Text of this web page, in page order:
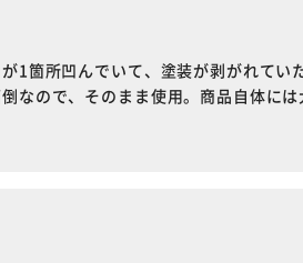
1箇所凹んでいて、塗装が剥がれて
なので、そのまま使用。商品自体に